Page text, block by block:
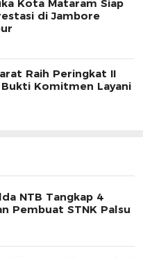
Kota Mataram Siap
di Jambore
Raih Peringkat II
Bukti Komitmen Layani
NTB Tangkap 4
Pembuat STNK Palsu